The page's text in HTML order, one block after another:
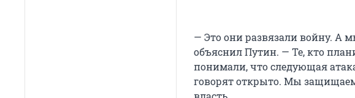
— Это они развязали войну. А
объяснил Путин. — Те, кто
понимали, что следующая
говорят открыто. Мы